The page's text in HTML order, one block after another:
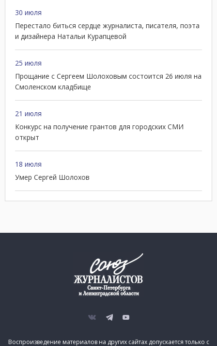
30 июля
Перестало биться сердце журналиста, писателя, поэта
и дизайнера Натальи Курапцевой
25 июля
Прощание с Сергеем Шолоховым состоится 26 июля на
Смоленском кладбище
21 июля
Конкурс на получение грантов для городских СМИ
открыт
18 июля
Умер Сергей Шолохов
Воспроизведение материалов на других сайтах допускается только с